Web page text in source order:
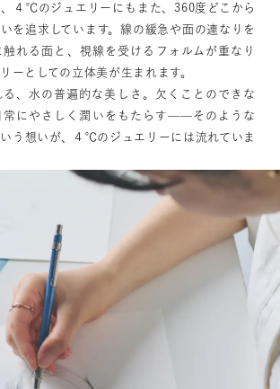
４℃のジュエリーにもまた、360度どこから
を追求しています。線の緩急や面の連なりを
れる面と、視線を受けるフォルムが重なり
ーとしての立体美が生まれます。
、水の普遍的な美しさ。欠くことのできな
常にやさしく潤いをもたらす——そのような
う想いが、４℃のジュエリーには流れていま